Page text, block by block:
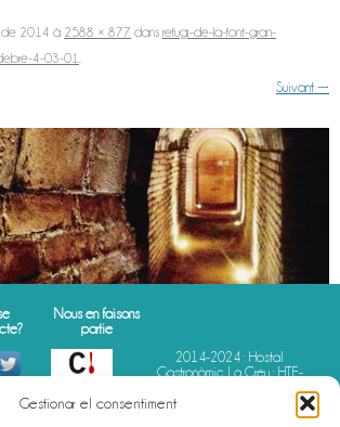
Gestionar el consentiment
de 2014 à 2588 × 877 dans refugi-de-la-font-gran-
4-03-01
Suivant →
Nous en faisons
partie
2014-2024 · Hostal
Gastronòmic La Creu · HTE-
Catalanes · 75 · Móra d'Ebre